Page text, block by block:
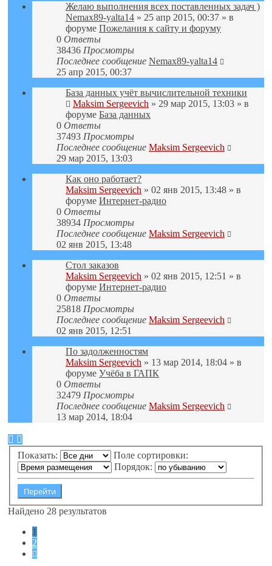
Желаю выполнения всех поставленных задач )
Nemax89-yalta14 » 25 апр 2015, 00:37 » в
форуме Пожелания к сайту и форуму
0 Ответы
38436 Просмотры
Последнее сообщение Nemax89-yalta14
25 апр 2015, 00:37
База данных учёт вычислительной техники
Maksim Sergeevich » 29 мар 2015, 13:03 » в
форуме База данных
0 Ответы
37493 Просмотры
Последнее сообщение Maksim Sergeevich
29 мар 2015, 13:03
Как оно работает?
Maksim Sergeevich » 02 янв 2015, 13:48 » в
форуме Интернет-радио
0 Ответы
38934 Просмотры
Последнее сообщение Maksim Sergeevich
02 янв 2015, 13:48
Стол заказов
Maksim Sergeevich » 02 янв 2015, 12:51 » в
форуме Интернет-радио
0 Ответы
25818 Просмотры
Последнее сообщение Maksim Sergeevich
02 янв 2015, 12:51
По задолженностям
Maksim Sergeevich » 13 мар 2014, 18:04 » в
форуме Учёба в ГАПК
0 Ответы
32479 Просмотры
Последнее сообщение Maksim Sergeevich
13 мар 2014, 18:04
Показать:
Поле сортировки:
Порядок:
Найдено 28 результатов
1
2